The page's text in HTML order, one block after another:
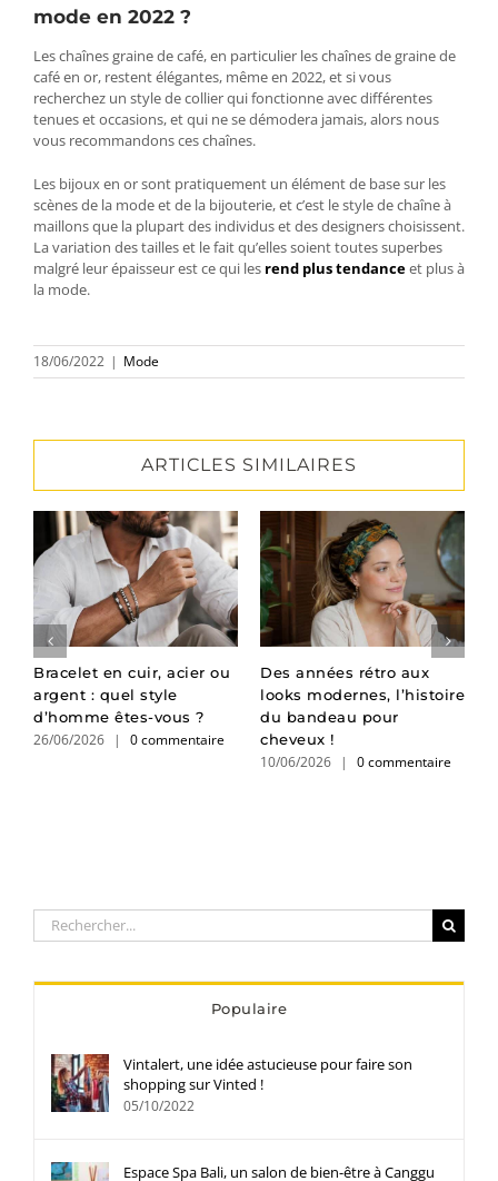
mode en 2022 ?
Les chaînes graine de café, en particulier les chaînes de graine de
café en or, restent élégantes, même en 2022, et si vous
recherchez un style de collier qui fonctionne avec différentes
tenues et occasions, et qui ne se démodera jamais, alors nous
vous recommandons ces chaînes.
Les bijoux en or sont pratiquement un élément de base sur les
scènes de la mode et de la bijouterie, et c’est le style de chaîne à
maillons que la plupart des individus et des designers choisissent.
La variation des tailles et le fait qu’elles soient toutes superbes
malgré leur épaisseur est ce qui les rend plus tendanceet plus à
la mode.
18/06/2022 | Mode
ARTICLES SIMILAIRES
Bracelet en cuir, acier ou
argent : quel style
d’homme êtes-vous ?
26/06/2026 | 0 commentaire
Des années rétro aux
looks modernes, l’histoire
du bandeau pour
cheveux !
10/06/2026 | 0 commentaire
Rechercher:
Populaire
Vintalert, une idée astucieuse pour faire son
shopping sur Vinted !
05/10/2022
Espace Spa Bali, un salon de bien-être à Canggu